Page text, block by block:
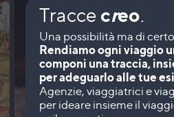
Tracce creo.
Rendiamo ogni viaggio
componi una traccia,
per adeguarlo alle tue